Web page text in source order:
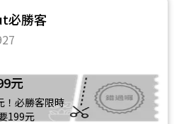
必勝客
元
！必勝客限時
199元